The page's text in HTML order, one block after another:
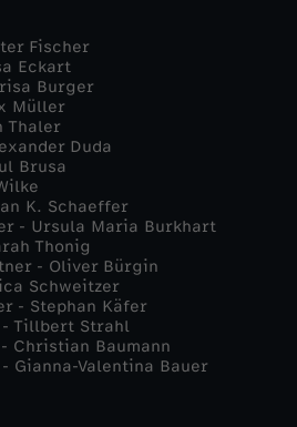
Fischer
Eckart
Burger
Müller
Thaler
Duda
Brusa
K. Schaeffer
- Ursula Maria Burkhart
Thonig
- Oliver Bürgin
Schweitzer
- Stephan Käfer
- Tillbert Strahl
Christian Baumann
Gianna-Valentina Bauer